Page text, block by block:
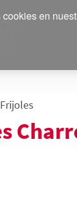
cookies en